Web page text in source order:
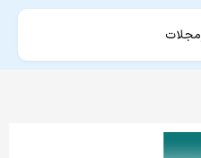
مجلات